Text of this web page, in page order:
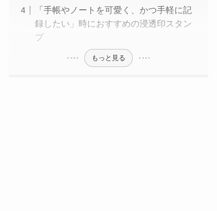
「手帳やノートを可愛く、かつ手軽に記
録したい」時におすすめの浸透印スタン
プ
もっと見る